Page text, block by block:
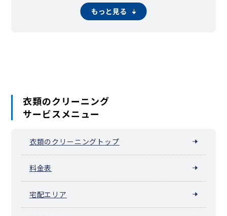
いすみ市大網白里市酒々井町
九十九里町芝山町横芝光町
もっと見る
衣類のクリーニング
サービスメニュー
衣類のクリーニングトップ
料金表
宅配エリア